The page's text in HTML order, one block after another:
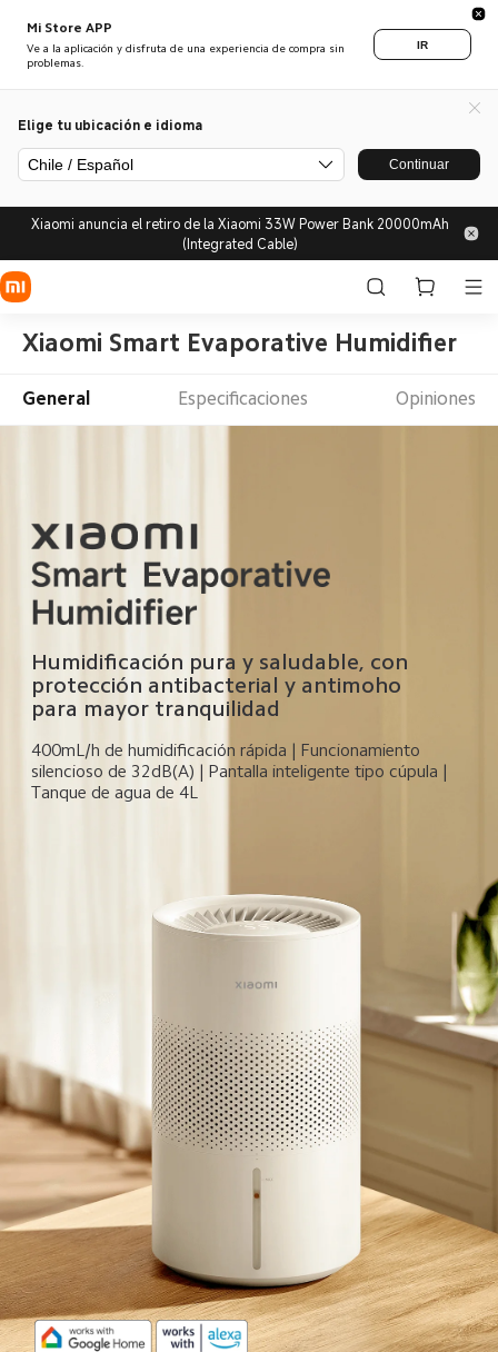
Mi Store APP
Ve a la aplicación y disfruta de una experiencia de compra sin
problemas.
IR
Elige tu ubicación e idioma
Chile / Español Continuar
Xiaomi anuncia el retiro de la Xiaomi 33W Power Bank 20000mAh
(Integrated Cable)
Xiaomi Smart Evaporative Humidifier
General Especificaciones Opiniones
Humidificación pura y saludable, con
protección antibacterial y antimoho
para mayor tranquilidad
400mL/h de humidificación rápida | Funcionamiento
silencioso de 32dB(A) | Pantalla inteligente tipo cúpula |
Tanque de agua de 4L